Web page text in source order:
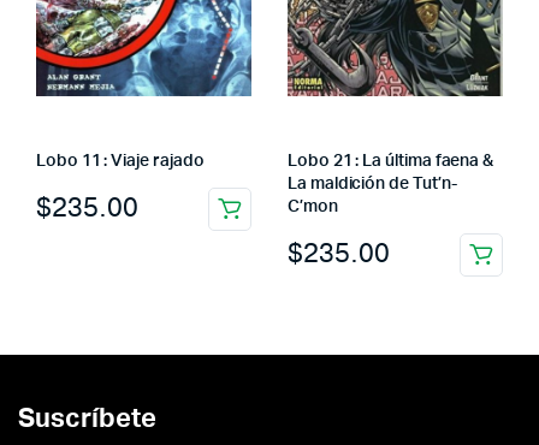
Lobo 11 : Viaje rajado
$235.00
Lobo 21 : La última faena &
La maldición de Tut’n-
C’mon
$235.00
Suscríbete